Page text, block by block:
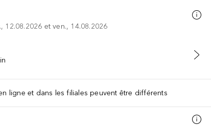
12.08.2026 et ven., 14.08.2026
ligne et dans les filiales peuvent être différents